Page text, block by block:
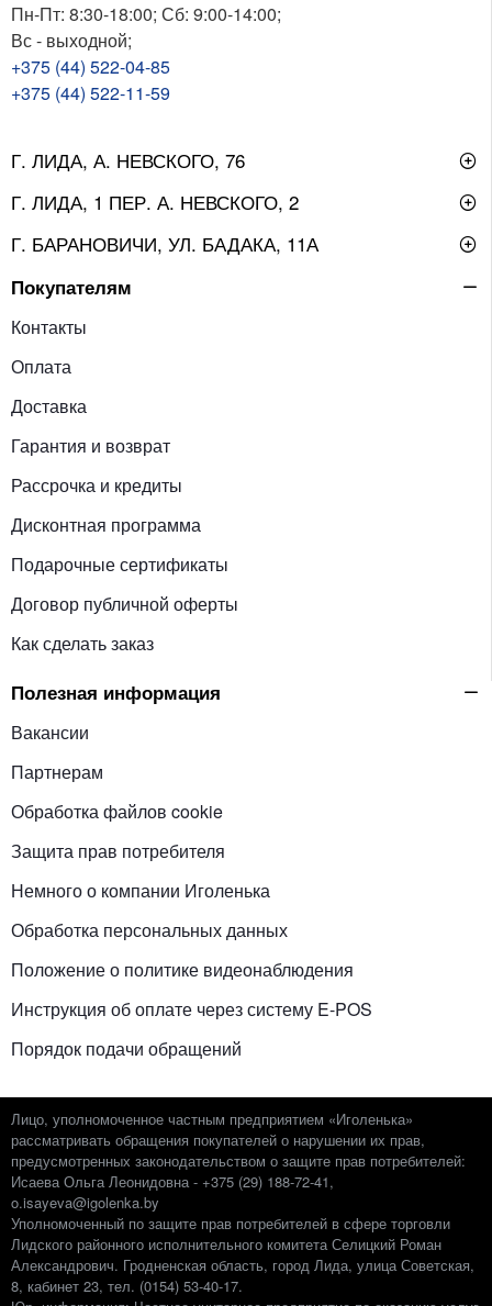
Пн-Пт: 8:30-18:00; Сб: 9:00-14:00;
Вс - выходной;
+375 (44) 522-04-85
+375 (44) 522-11-59
Г. ЛИДА, А. НЕВСКОГО, 76
Г. ЛИДА, 1 ПЕР. А. НЕВСКОГО, 2
Г. БАРАНОВИЧИ, УЛ. БАДАКА, 11А
Покупателям
Контакты
Оплата
Доставка
Гарантия и возврат
Рассрочка и кредиты
Дисконтная программа
Подарочные сертификаты
Договор публичной оферты
Как сделать заказ
Полезная информация
Вакансии
Партнерам
Обработка файлов cookie
Защита прав потребителя
Немного о компании Иголенька
Обработка персональных данных
Положение о политике видеонаблюдения
Инструкция об оплате через систему E-POS
Порядок подачи обращений
Лицо, уполномоченное частным предприятием «Иголенька»
рассматривать обращения покупателей о нарушении их прав,
предусмотренных законодательством о защите прав потребителей:
Исаева Ольга Леонидовна - +375 (29) 188-72-41,
o.isayeva@igolenka.by
Уполномоченный по защите прав потребителей в сфере торговли
Лидского районного исполнительного комитета Селицкий Роман
Александрович. Гродненская область, город Лида, улица Советская,
8, кабинет 23, тел. (0154) 53-40-17.